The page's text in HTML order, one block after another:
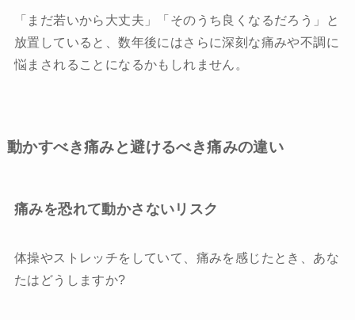
「まだ若いから大丈夫」「そのうち良くなるだろう」と
放置していると、数年後にはさらに深刻な痛みや不調に
悩まされることになるかもしれません。
動かすべき痛みと避けるべき痛みの違い
痛みを恐れて動かさないリスク
体操やストレッチをしていて、痛みを感じたとき、あな
たはどうしますか?